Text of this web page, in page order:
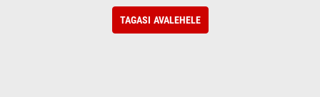
TAGASI AVALEHELE